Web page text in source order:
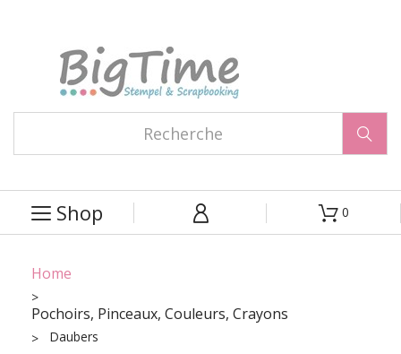

 Shop   0
Home
Pochoirs, Pinceaux, Couleurs, Crayons
Daubers